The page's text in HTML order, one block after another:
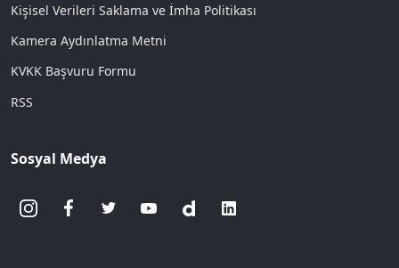
Kişisel Verileri Saklama ve İmha Politikası
Kamera Aydınlatma Metni
KVKK Başvuru Formu
RSS
Sosyal Medya